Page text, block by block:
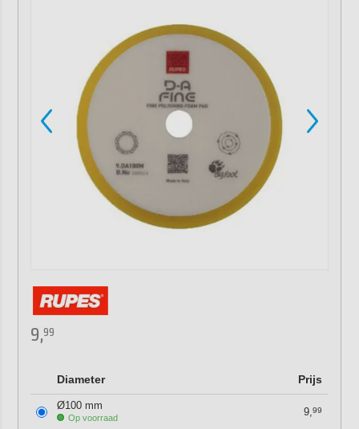
9,99
Diameter Prijs
Ø100 mm
Op voorraad 9,99